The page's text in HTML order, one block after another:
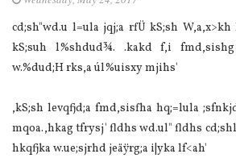
cd;sh"wd.u l=ula jqj;a rfÜ kS;sh
kS;suh l%shdud¾. .kakd f,i
w.%dud;H rks,a úl%uisxy mjihs'
,kS;sh levqfjd;a fmd,sisfha hq;=lula
mqoa.,hkag tfrysj' fldhs wd.ul" fldhs
hkqfjka w.ue;sjrhd jeäÿrg;a i|yka lf<ah'